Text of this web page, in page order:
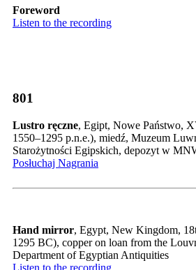
Foreword
Listen to the recording
801
Lustro ręczne, Egipt, Nowe Państwo,
1550–1295 p.n.e.), miedź, Muzeum
Starożytności Egipskich, depozyt w
Posłuchaj Nagrania
Hand mirror, Egypt, New Kingdom,
1295 BC), copper on loan from the
Department of Egyptian Antiquities
Listen to the recording